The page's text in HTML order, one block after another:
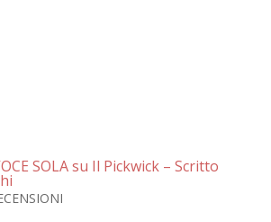
SOLA su Il Pickwick – Scritto